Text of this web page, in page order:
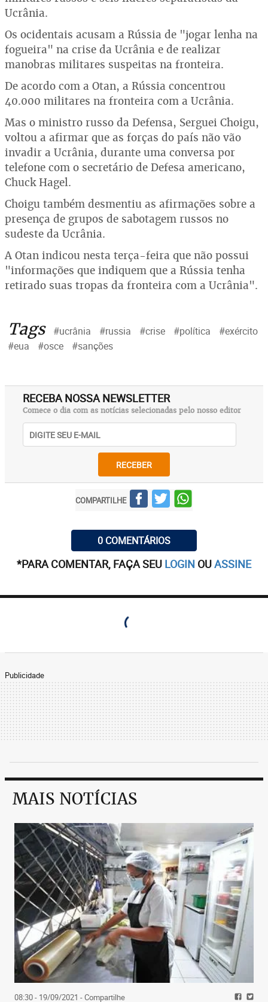
Ucrânia.
Os ocidentais acusam a Rússia de "jogar lenha na
fogueira" na crise da Ucrânia e de realizar
manobras militares suspeitas na fronteira.
De acordo com a Otan, a Rússia concentrou
40.000 militares na fronteira com a Ucrânia.
Mas o ministro russo da Defensa, Serguei Choigu,
voltou a afirmar que as forças do país não vão
invadir a Ucrânia, durante uma conversa por
telefone com o secretário de Defesa americano,
Chuck Hagel.
Choigu também desmentiu as afirmações sobre a
presença de grupos de sabotagem russos no
sudeste da Ucrânia.
A Otan indicou nesta terça-feira que não possui
"informações que indiquem que a Rússia tenha
retirado suas tropas da fronteira com a Ucrânia".
Tags #ucrânia #russia #crise #política
#exército
#eua
#osce #sanções
RECEBA NOSSA NEWSLETTER
Comece o dia com as notícias selecionadas pelo nosso editor
RECEBER
COMPARTILHE
0 COMENTÁRIOS
*PARA COMENTAR, FAÇA SEU LOGIN OUASSINE
Publicidade
MAIS NOTÍCIAS
08:30 - 19/09/2021 - Compartilhe